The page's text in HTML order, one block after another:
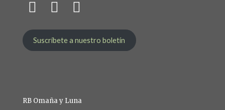
Suscríbete a nuestro boletín
RB Omaña y Luna